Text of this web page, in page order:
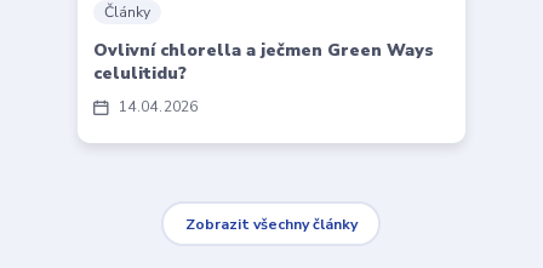
14 04 2026
Články
Ovlivní chlorella a ječmen Green Ways
celulitidu?
Zobrazit všechny články